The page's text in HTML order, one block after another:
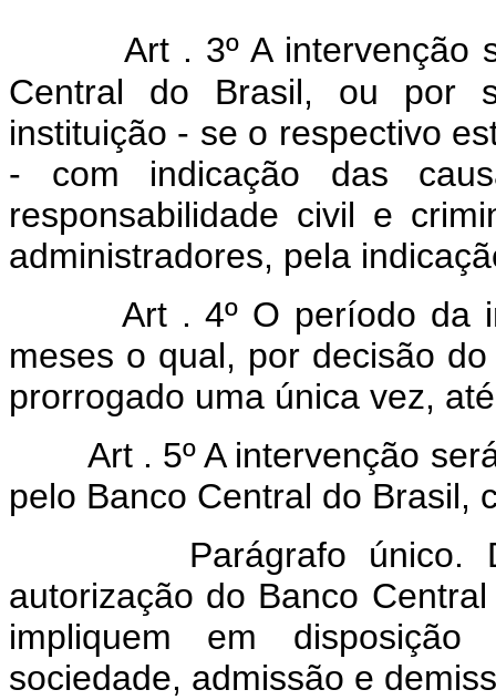
Art . 3º A intervenção
Central do Brasil, ou por
instituição - se o respectivo
- com indicação das
responsabilidade civil e
administradores, pela
Art . 4º O período da
meses o qual, por decisão
prorrogado uma única vez,
Art . 5º A intervenção
pelo Banco Central do Brasil,
Parágrafo único.
autorização do Banco
impliquem em
sociedade, admissão e